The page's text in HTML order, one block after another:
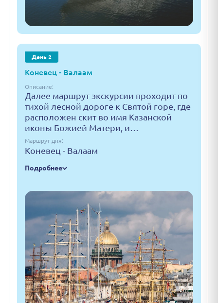
День 2
Коневец - Валаам
Описание:
Далее маршрут экскурсии проходит по
тихой лесной дороге к Святой горе, где
расположен скит во имя Казанской
иконы Божией Матери, и…
Маршрут дня:
Коневец - Валаам
Подробнее